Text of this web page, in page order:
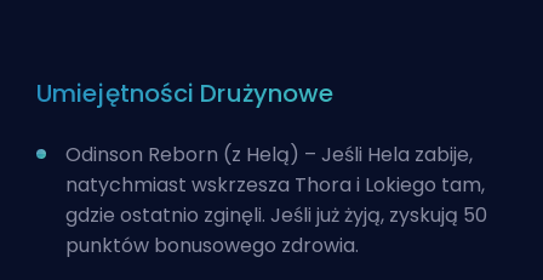
Umiejętności Drużynowe
Odinson Reborn (z Helą) – Jeśli Hela zabije,
natychmiast wskrzesza Thora i Lokiego tam,
gdzie ostatnio zginęli. Jeśli już żyją, zyskują 50
punktów bonusowego zdrowia.